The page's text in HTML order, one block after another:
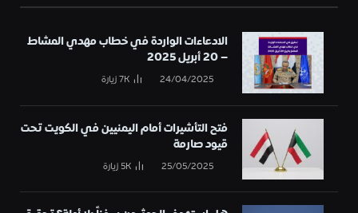
الادعاءات الواردة في خطاب مهدي المشاط
– 20 أبريل 2025
24/04/2025
7Kزيارة
فتح التأشيرات أمام اليمنيين في الكويت تحت
قيود صارمة
25/05/2025
5Kزيارة